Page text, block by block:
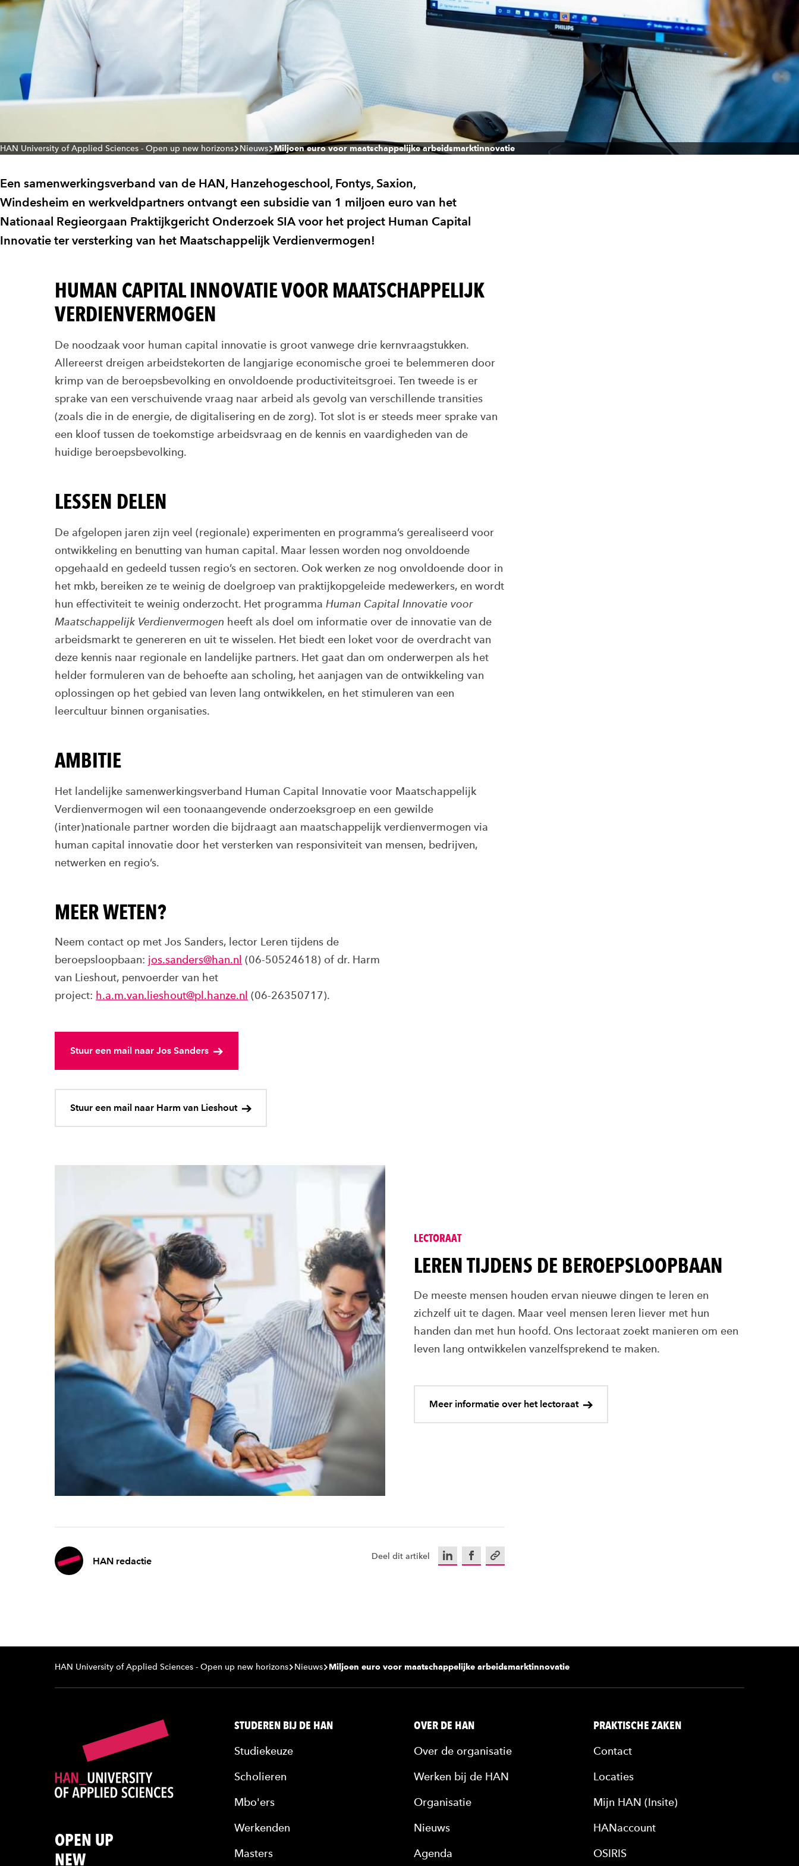
HAN University of Applied Sciences - Open up new horizons Nieuws Miljoen euro voor maatschappelijke arbeidsmarktinnovatie
Een samenwerkingsverband van de HAN, Hanzehogeschool, Fontys, Saxion,
Windesheim en werkveldpartners ontvangt een subsidie van 1 miljoen euro van het
Nationaal Regieorgaan Praktijkgericht Onderzoek SIA voor het project Human Capital
Innovatie ter versterking van het Maatschappelijk Verdienvermogen!
HUMAN CAPITAL INNOVATIE VOOR MAATSCHAPPELIJK
VERDIENVERMOGEN
De noodzaak voor human capital innovatie is groot vanwege drie kernvraagstukken.
Allereerst dreigen arbeidstekorten de langjarige economische groei te belemmeren door
krimp van de beroepsbevolking en onvoldoende productiviteitsgroei. Ten tweede is er
sprake van een verschuivende vraag naar arbeid als gevolg van verschillende transities
(zoals die in de energie, de digitalisering en de zorg). Tot slot is er steeds meer sprake van
een kloof tussen de toekomstige arbeidsvraag en de kennis en vaardigheden van de
huidige beroepsbevolking.
LESSEN DELEN
De afgelopen jaren zijn veel (regionale) experimenten en programma’s gerealiseerd voor
ontwikkeling en benutting van human capital. Maar lessen worden nog onvoldoende
opgehaald en gedeeld tussen regio’s en sectoren. Ook werken ze nog onvoldoende door in
het mkb, bereiken ze te weinig de doelgroep van praktijkopgeleide medewerkers, en wordt
hun effectiviteit te weinig onderzocht. Het programma Human Capital Innovatie voor
Maatschappelijk Verdienvermogen heeft als doel om informatie over de innovatie van de
arbeidsmarkt te genereren en uit te wisselen. Het biedt een loket voor de overdracht van
deze kennis naar regionale en landelijke partners. Het gaat dan om onderwerpen als het
helder formuleren van de behoefte aan scholing, het aanjagen van de ontwikkeling van
oplossingen op het gebied van leven lang ontwikkelen, en het stimuleren van een
leercultuur binnen organisaties.
AMBITIE
Het landelijke samenwerkingsverband Human Capital Innovatie voor Maatschappelijk
Verdienvermogen wil een toonaangevende onderzoeksgroep en een gewilde
(inter)nationale partner worden die bijdraagt aan maatschappelijk verdienvermogen via
human capital innovatie door het versterken van responsiviteit van mensen, bedrijven,
netwerken en regio’s.
MEER WETEN?
Neem contact op met Jos Sanders, lector Leren tijdens de
beroepsloopbaan: jos.sanders@han.nl (06-50524618) of dr. Harm
van Lieshout, penvoerder van het
project: h.a.m.van.lieshout@pl.hanze.nl (06-26350717).
Stuur een mail naar Jos Sanders
Stuur een mail naar Harm van Lieshout
LECTORAAT
LEREN TIJDENS DE BEROEPSLOOPBAAN
De meeste mensen houden ervan nieuwe dingen te leren en
zichzelf uit te dagen. Maar veel mensen leren liever met hun
handen dan met hun hoofd. Ons lectoraat zoekt manieren om een
leven lang ontwikkelen vanzelfsprekend te maken.
Meer informatie over het lectoraat
HAN redactie Deel dit artikel LinkedInFacebookKopieer url
HAN University of Applied Sciences - Open up new horizons Nieuws Miljoen euro voor maatschappelijke arbeidsmarktinnovatie
OPEN UP
NEW
STUDEREN BIJ DE HAN
Studiekeuze
Scholieren
Mbo'ers
Werkenden
Masters
OVER DE HAN
Over de organisatie
Werken bij de HAN
Organisatie
Nieuws
Agenda
PRAKTISCHE ZAKEN
Contact
Locaties
Mijn HAN (Insite)
HANaccount
OSIRIS